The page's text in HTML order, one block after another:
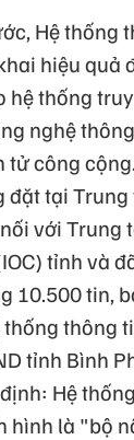
Hệ thống
hiệu quả
hệ thống
nghệ
tử công
đặt tại
với Trung
tỉnh và
10.500 tin,
thông
tỉnh Bình
Hệ
hình là "bộ